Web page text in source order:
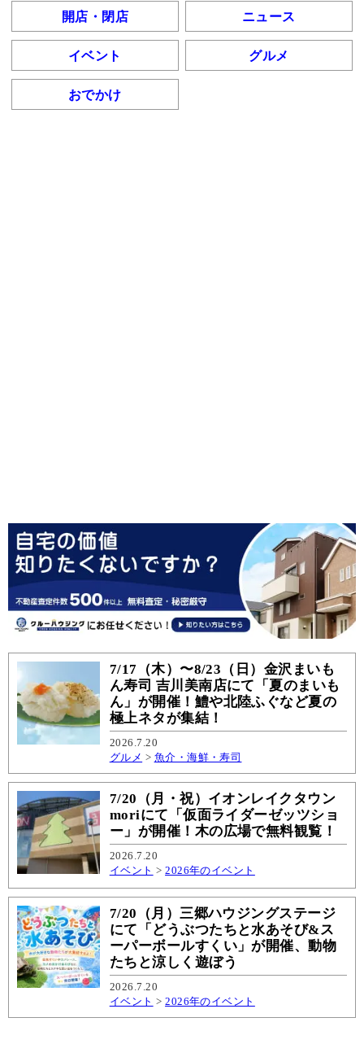
開店・閉店 ニュース
イベント グルメ
おでかけ
7/17（木）〜8/23（日）金沢まいも
ん寿司 吉川美南店にて「夏のまいも
ん」が開催！鱧や北陸ふぐなど夏の
極上ネタが集結！
2026.7.20
グルメ > 魚介・海鮮・寿司
7/20（月・祝）イオンレイクタウン
moriにて「仮面ライダーゼッツショ
ー」が開催！木の広場で無料観覧！
2026.7.20
イベント >2026年のイベント
7/20（月）三郷ハウジングステージ
にて「どうぶつたちと水あそび&ス
ーパーボールすくい」が開催、動物
たちと涼しく遊ぼう
2026.7.20
イベント >2026年のイベント